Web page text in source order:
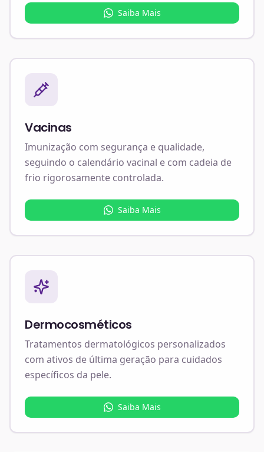
Saiba Mais
Vacinas
Imunização com segurança e qualidade,
seguindo o calendário vacinal e com cadeia de
frio rigorosamente controlada.
Saiba Mais
Dermocosméticos
Tratamentos dermatológicos personalizados
com ativos de última geração para cuidados
específicos da pele.
Saiba Mais